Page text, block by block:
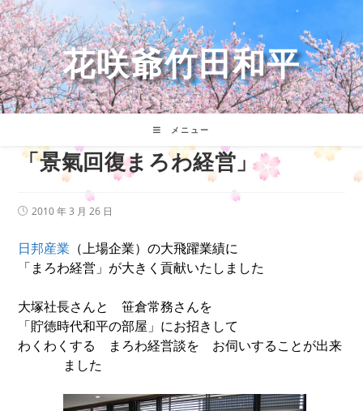
コ
ン
テ
ン
ツ
へ
ス
花咲爺竹田和平
メニュー
「景氣回復まろわ経営」
投
開
日:
2010 年 3 月 26 日
日邦産業 （上場企業）の大飛躍業績に
「まろわ経営」が大きく貢献いたしました
大塚社長さんと 笹倉常務さんを
「貯徳時代和平の部屋」にお招きして
わくわくする まろわ経営談を お伺いすることが出来
ました